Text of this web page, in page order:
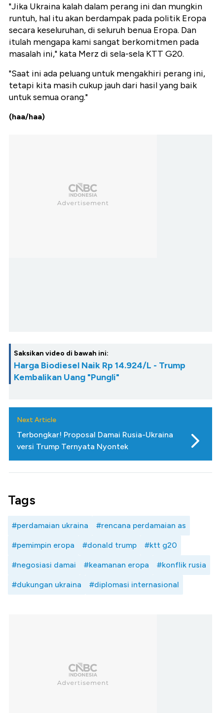
"Jika Ukraina kalah dalam perang ini dan mungkin
runtuh, hal itu akan berdampak pada politik Eropa
secara keseluruhan, di seluruh benua Eropa. Dan
itulah mengapa kami sangat berkomitmen pada
masalah ini," kata Merz di sela-sela KTT G20.
"Saat ini ada peluang untuk mengakhiri perang ini,
tetapi kita masih cukup jauh dari hasil yang baik
untuk semua orang."
(haa/haa)
Saksikan video di bawah ini:
Harga Biodiesel Naik Rp 14.924/L - Trump
Kembalikan Uang "Pungli"
Next Article
Terbongkar! Proposal Damai Rusia-Ukraina
versi Trump Ternyata Nyontek
Tags
#perdamaian ukraina #rencana perdamaian as
#pemimpin eropa #donald trump #ktt g20
#negosiasi damai #keamanan eropa #konflik rusia
#dukungan ukraina #diplomasi internasional